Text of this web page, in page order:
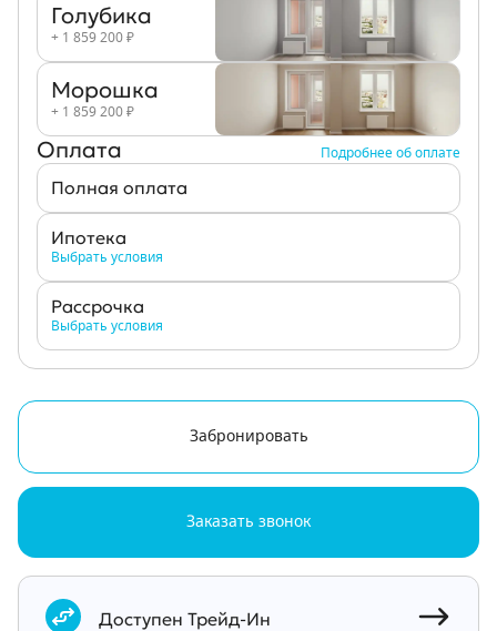
Голубика
+ 1 859 200 ₽
Морошка
+ 1 859 200 ₽
Оплата Подробнее об оплате
Полная оплата
Ипотека
Выбрать условия
Рассрочка
Выбрать условия
Забронировать
Заказать звонок
Документы
Доступен Трейд-Ин